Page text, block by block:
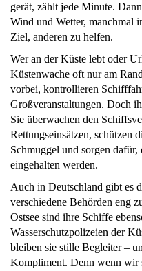
gerät, zählt jede Minute.
Wind und Wetter, manchmal
Ziel, anderen zu helfen.
Wer an der Küste lebt oder
Küstenwache oft nur am
vorbei, kontrollieren
Großveranstaltungen. Doch
Sie überwachen den
Rettungseinsätzen, schützen
Schmuggel und sorgen dafür,
eingehalten werden.
Auch in Deutschland gibt es
verschiedene Behörden eng
Ostsee sind ihre Schiffe
Wasserschutzpolizeien der
bleiben sie stille Begleiter –
Kompliment. Denn wenn wir